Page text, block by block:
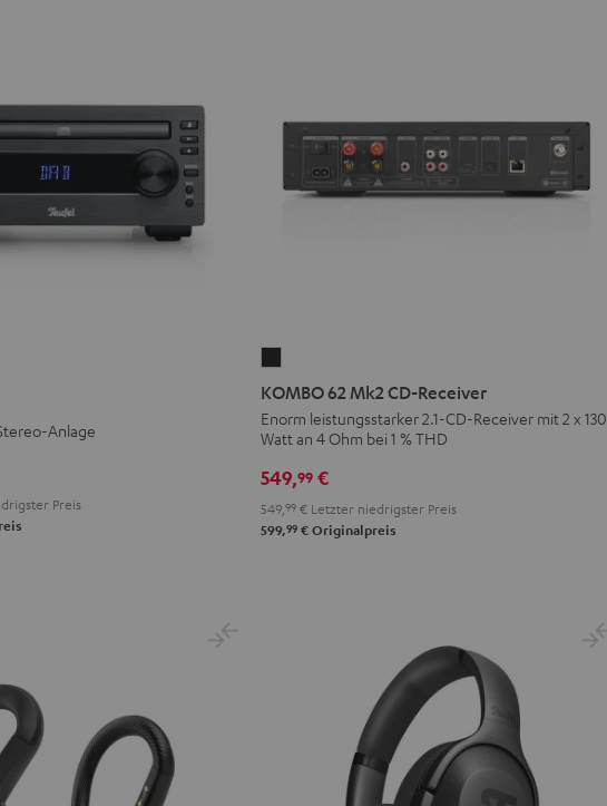
Anlage
Preis
62
CD-
Night
Black
KOMBO 62 Mk2 CD-Receiver
Enorm leistungsstarker 2.1-CD-Receiver mit 2 x 130
Watt an 4 Ohm bei 1 % THD
549,99 €
549, 99 € Letzter niedrigster Preis
599,99 € Originalpreis